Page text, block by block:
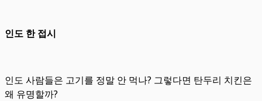
인도 한 접시
인도 사람들은 고기를 정말 안 먹나? 그렇다면 탄두리 치킨은
왜 유명할까?